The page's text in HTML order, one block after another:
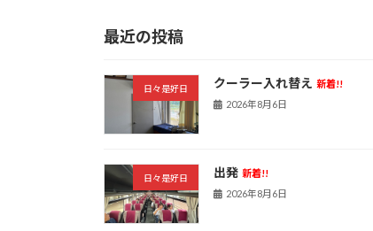
最近の投稿
日々是好日 クーラー入れ替え 新着!!
2026年8月6日
日々是好日 出発 新着!!
2026年8月6日